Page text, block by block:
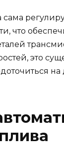
сама
что
это
на